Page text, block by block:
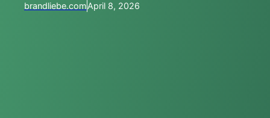
brandliebe.comApril 8, 2026